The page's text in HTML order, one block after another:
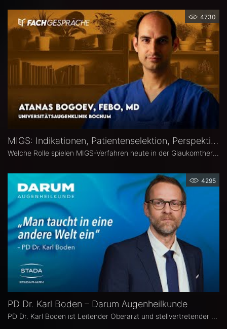
4730
MIGS: Indikationen, Patientenselektion, Perspektiven – Atanas Bogoev, FEBO, MD
4295
PD Dr. Karl Boden – Darum Augenheilkunde
PD Dr. Karl Boden ist Leitender Oberarzt und stellvertretender Klinikleiter an der Augenklinik Sulzbach. Seine Schwerpunkte liegen in der Katarakt-, Glaukom- und vitreo-retinalen Chichirurgie sowie auf Hornhauttransplantationen inkl. DMEK, Femto- und Excimer-Keratoplastiken.